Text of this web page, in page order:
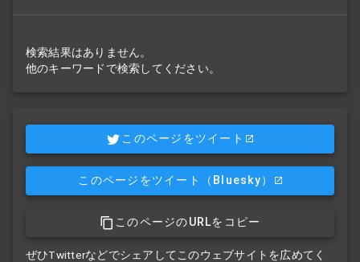
検索結果はありません。
他のキーワードで検索してください。
このページをツイート
このページをツイート （Bluesky）
このページのURLをコピー
ぜひTwitterなどでシェアしてこのウェブサイトを広めてく